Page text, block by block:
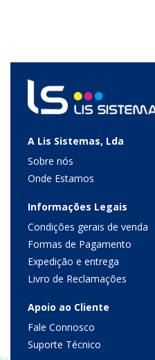
A Lis Sistemas, Lda
Sobre nós
Onde Estamos
Informações Legais
Condições gerais de venda
Formas de Pagamento
Expedição e entrega
Livro de Reclamações
Apoio ao Cliente
Fale Connosco
Suporte Técnico